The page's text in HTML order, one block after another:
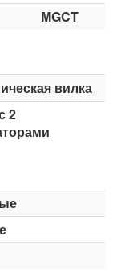
MGCT
вилка
2